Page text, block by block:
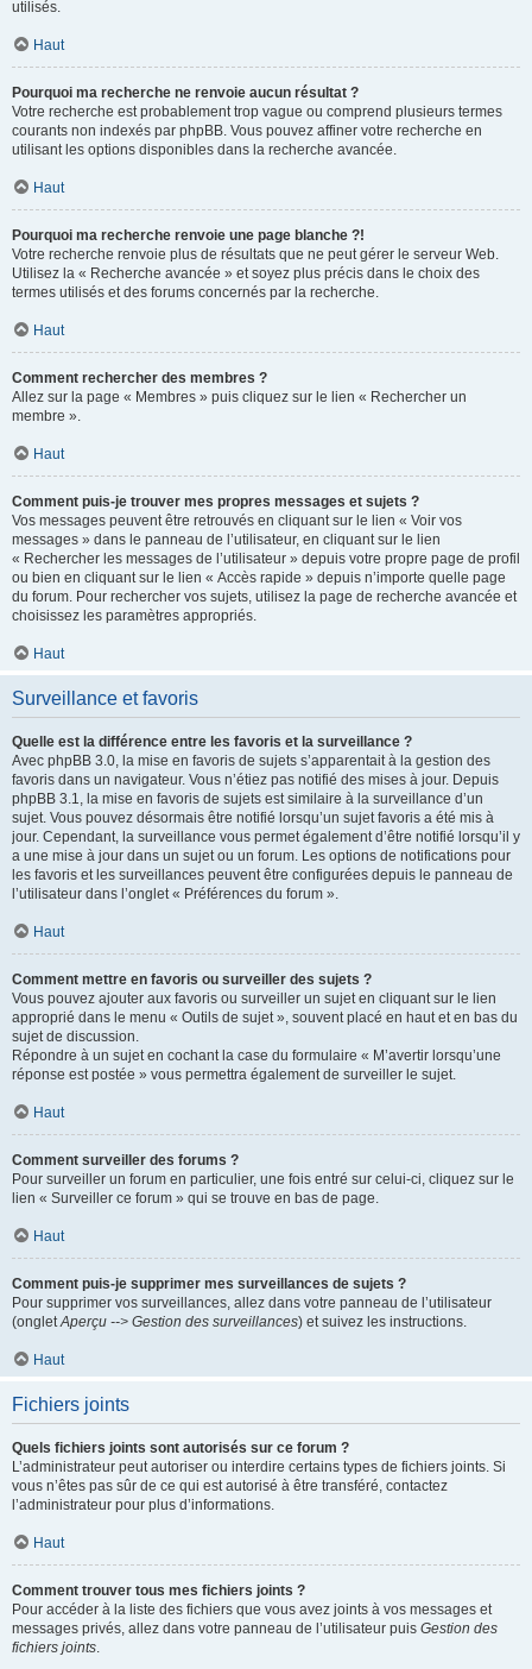
utilisés.
Haut
Pourquoi ma recherche ne renvoie aucun résultat ?
Votre recherche est probablement trop vague ou comprend plusieurs termes
courants non indexés par phpBB. Vous pouvez affiner votre recherche en
utilisant les options disponibles dans la recherche avancée.
Haut
Pourquoi ma recherche renvoie une page blanche ?!
Votre recherche renvoie plus de résultats que ne peut gérer le serveur Web.
Utilisez la « Recherche avancée » et soyez plus précis dans le choix des
termes utilisés et des forums concernés par la recherche.
Haut
Comment rechercher des membres ?
Allez sur la page « Membres » puis cliquez sur le lien « Rechercher un
membre ».
Haut
Comment puis-je trouver mes propres messages et sujets ?
Vos messages peuvent être retrouvés en cliquant sur le lien « Voir vos
messages » dans le panneau de l’utilisateur, en cliquant sur le lien
« Rechercher les messages de l’utilisateur » depuis votre propre page de profil
ou bien en cliquant sur le lien « Accès rapide » depuis n’importe quelle page
du forum. Pour rechercher vos sujets, utilisez la page de recherche avancée et
choisissez les paramètres appropriés.
Haut
Surveillance et favoris
Quelle est la différence entre les favoris et la surveillance ?
Avec phpBB 3.0, la mise en favoris de sujets s’apparentait à la gestion des
favoris dans un navigateur. Vous n’étiez pas notifié des mises à jour. Depuis
phpBB 3.1, la mise en favoris de sujets est similaire à la surveillance d’un
sujet. Vous pouvez désormais être notifié lorsqu’un sujet favoris a été mis à
jour. Cependant, la surveillance vous permet également d’être notifié lorsqu’il y
a une mise à jour dans un sujet ou un forum. Les options de notifications pour
les favoris et les surveillances peuvent être configurées depuis le panneau de
l’utilisateur dans l’onglet « Préférences du forum ».
Haut
Comment mettre en favoris ou surveiller des sujets ?
Vous pouvez ajouter aux favoris ou surveiller un sujet en cliquant sur le lien
approprié dans le menu « Outils de sujet », souvent placé en haut et en bas du
sujet de discussion.
Répondre à un sujet en cochant la case du formulaire « M’avertir lorsqu’une
réponse est postée » vous permettra également de surveiller le sujet.
Haut
Comment surveiller des forums ?
Pour surveiller un forum en particulier, une fois entré sur celui-ci, cliquez sur le
lien « Surveiller ce forum » qui se trouve en bas de page.
Haut
Comment puis-je supprimer mes surveillances de sujets ?
Pour supprimer vos surveillances, allez dans votre panneau de l’utilisateur
(ongletAperçu --> Gestion des surveillances) et suivez les instructions.
Haut
Fichiers joints
Quels fichiers joints sont autorisés sur ce forum ?
L’administrateur peut autoriser ou interdire certains types de fichiers joints. Si
vous n’êtes pas sûr de ce qui est autorisé à être transféré, contactez
l’administrateur pour plus d’informations.
Haut
Comment trouver tous mes fichiers joints ?
Pour accéder à la liste des fichiers que vous avez joints à vos messages et
messages privés, allez dans votre panneau de l’utilisateur puis Gestion des
fichiers joints.